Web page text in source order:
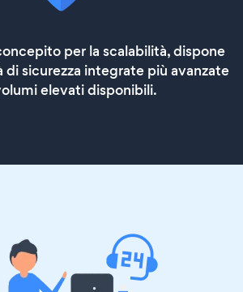
per la scalabilità, dispone
di sicurezza integrate più avanzate
elevati disponibili.